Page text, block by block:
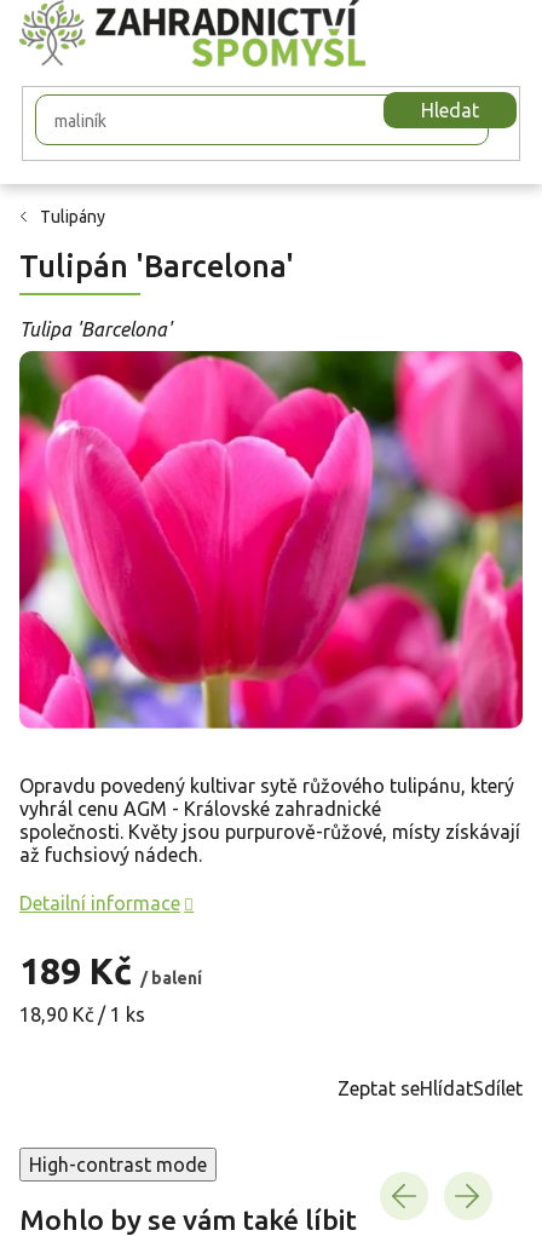
Přejít
na
obsah
Hledat
Tulipány
Tulipán 'Barcelona'
Tulipa 'Barcelona'
189 Kč / balení
Měrná
18,90 Kč / 1 ks
Opravdu povedený kultivar sytě růžového tulipánu, který
vyhrál cenu AGM - Královské zahradnické
společnosti. Květy jsou purpurově-růžové, místy získávají
až fuchsiový nádech.
Detailní informace
Zeptat seHlídatSdílet
High-contrast mode
Mohlo by se vám také líbit